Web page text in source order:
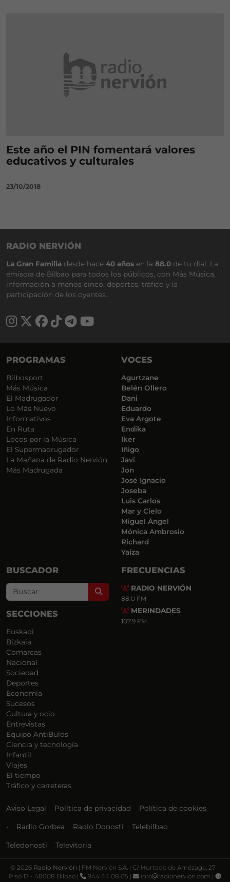
Este año el PIN fomentará valores
educativos y culturales
23/10/2018
RADIO NERVIÓN
La Gran Familia desde hace 40 años en la 88.0 de tu dial. La
emisora de Bilbao para todos los públicos, con Más Música,
información a menos cinco, deportes, tráfico y la
participación de los oyentes.
PROGRAMAS
Bilbosport
Más Música
El Madrugador
Lo Más Nuevo
Informativos
En Ruta
Locos por la Música
El Supermadrugador
La Mañana de Radio Nervión
Más Madrugada
VOCES
Agurtzane
Belén Ollero
Dani
Eduardo
Eva Argote
Endika
Iker
Iñigo
Javi
Jon
José Ignacio
Joseba
Luis Carlos
Mar y Cielo
Miguel Ángel
Mónica Ambrosio
Richard
Yaiza
BUSCADOR
Search
SECCIONES
Euskadi
Bizkaia
Comarcas
Nacional
Sociedad
Deportes
Economía
Sucesos
Cultura y ocio
Entrevistas
Equipo AntiBulos
Ciencia y tecnología
Infantil
Viajes
El tiempo
Tráfico y carreteras
FRECUENCIAS
RADIO NERVIÓN
88.0 FM
MERINDADES
107.9 FM
Aviso Legal Política de privacidad Política de cookies
• Radio Gorbea Radio Donosti Telebilbao
Teledonosti Televitoria
© 2026 Radio Nervión | FM Nervión S.A. | C/ Hurtado de Amézaga, 27 -
Piso 17 - 48008 Bilbao |
944 44 08 05 | info
radionervion.com |